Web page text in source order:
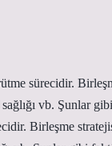
sürecidir.
vb. Şunlar
Birleşme